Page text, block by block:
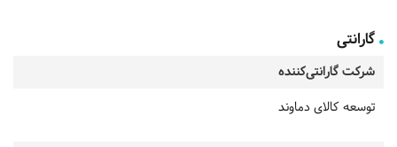
گارانتی
شرکت گارانتی‌کننده
توسعه کالای دماوند